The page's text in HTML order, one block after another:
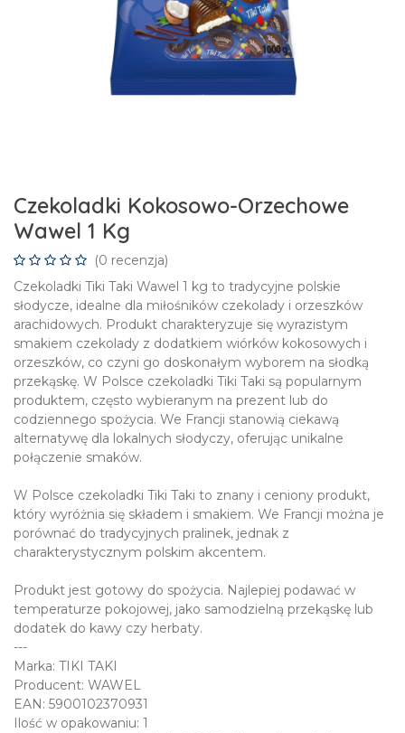
Czekoladki Kokosowo-Orzechowe
Wawel 1 Kg
(0 recenzja)
Czekoladki Tiki Taki Wawel 1 kg to tradycyjne polskie
słodycze, idealne dla miłośników czekolady i orzeszków
arachidowych. Produkt charakteryzuje się wyrazistym
smakiem czekolady z dodatkiem wiórków kokosowych i
orzeszków, co czyni go doskonałym wyborem na słodką
przekąskę. W Polsce czekoladki Tiki Taki są popularnym
produktem, często wybieranym na prezent lub do
codziennego spożycia. We Francji stanowią ciekawą
alternatywę dla lokalnych słodyczy, oferując unikalne
połączenie smaków.
W Polsce czekoladki Tiki Taki to znany i ceniony produkt,
który wyróżnia się składem i smakiem. We Francji można je
porównać do tradycyjnych pralinek, jednak z
charakterystycznym polskim akcentem.
Produkt jest gotowy do spożycia. Najlepiej podawać w
temperaturze pokojowej, jako samodzielną przekąskę lub
dodatek do kawy czy herbaty.
---
Marka: TIKI TAKI
Producent: WAWEL
EAN: 5900102370931
Ilość w opakowaniu: 1